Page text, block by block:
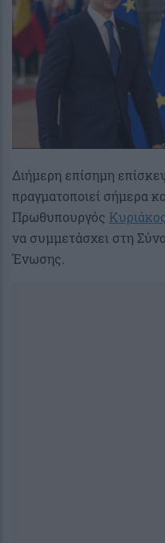
Διήμερη επίσημη
πραγματοποιεί σήμερα
Πρωθυπουργός
να συμμετάσχει στη
Ένωσης.